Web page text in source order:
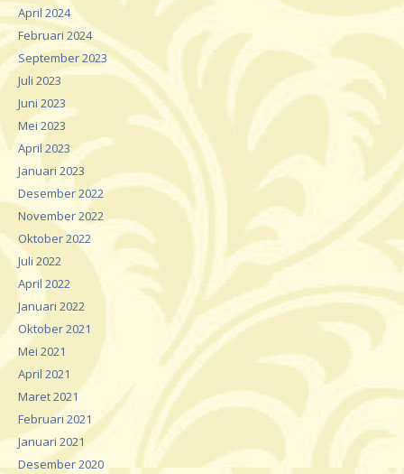
April 2024
Februari 2024
September 2023
Juli 2023
Juni 2023
Mei 2023
April 2023
Januari 2023
Desember 2022
November 2022
Oktober 2022
Juli 2022
April 2022
Januari 2022
Oktober 2021
Mei 2021
April 2021
Maret 2021
Februari 2021
Januari 2021
Desember 2020